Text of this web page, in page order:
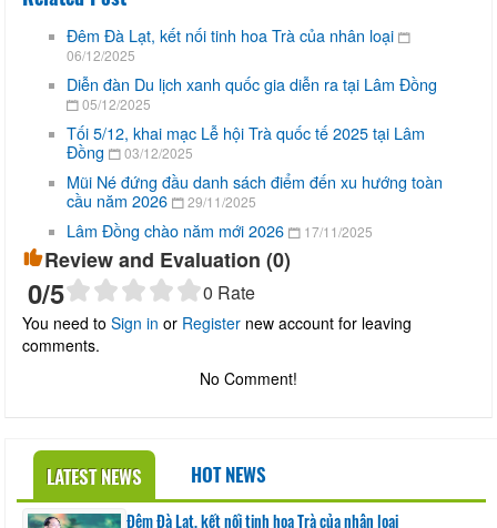
Đêm Đà Lạt, kết nối tinh hoa Trà của nhân loại
06/12/2025
Diễn đàn Du lịch xanh quốc gia diễn ra tại Lâm Đồng
05/12/2025
Tối 5/12, khai mạc Lễ hội Trà quốc tế 2025 tại Lâm
Đồng
03/12/2025
Mũi Né đứng đầu danh sách điểm đến xu hướng toàn
cầu năm 2026
29/11/2025
Lâm Đồng chào năm mới 2026 17/11/2025
Review and Evaluation (0)
0/5 0 Rate
You need to Sign in or Register new account for leaving
comments.
No Comment!
LATEST NEWS HOT NEWS
Đêm Đà Lạt, kết nối tinh hoa Trà của nhân loại